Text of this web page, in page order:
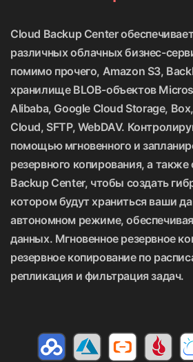
Cloud Backup Center
различных облачных бизнес-
помимо прочего, Amazon S3,
хранилище BLOB-объектов
Alibaba, Google Cloud Storage,
Cloud, SFTP, WebDAV.
помощью мгновенного и
резервного копирования, а
Backup Center, чтобы создать
котором будут храниться ваши
автономном режиме,
данных. Мгновенное резервное
резервное копирование по
репликация и фильтрация задач.